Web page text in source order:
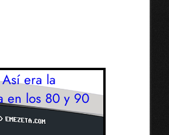
era la
en los 80 y 90